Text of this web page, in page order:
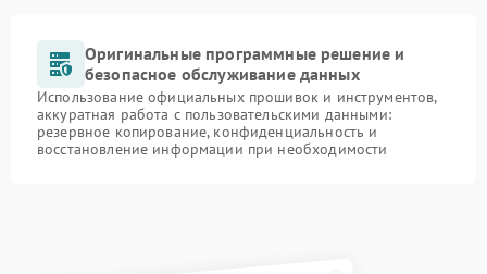
Оригинальные программные решение и
безопасное обслуживание данных
Использование официальных прошивок и инструментов,
аккуратная работа с пользовательскими данными:
резервное копирование, конфиденциальность и
восстановление информации при необходимости